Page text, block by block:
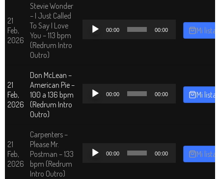
21
Feb,
2026
Stevie Wonder
– I Just Called
To Say I Love
You – 113 bpm
(Redrum Intro
Outro)
Reproductor
00:00 00:00 Mi lista
21
Feb,
2026
Don McLean –
American Pie –
100 a 136 bpm
(Redrum Intro
Outro)
Reproductor
00:00 00:00 Mi lista
21
Feb,
2026
Carpenters –
Please Mr.
Postman – 133
bpm (Redrum
Intro Outro)
Reproductor
00:00 00:00 Mi lista